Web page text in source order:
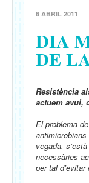
6 ABRIL 2011
DIA
DE
Resistència
actuem avui,
El problema
vegada,
necessàries
per tal